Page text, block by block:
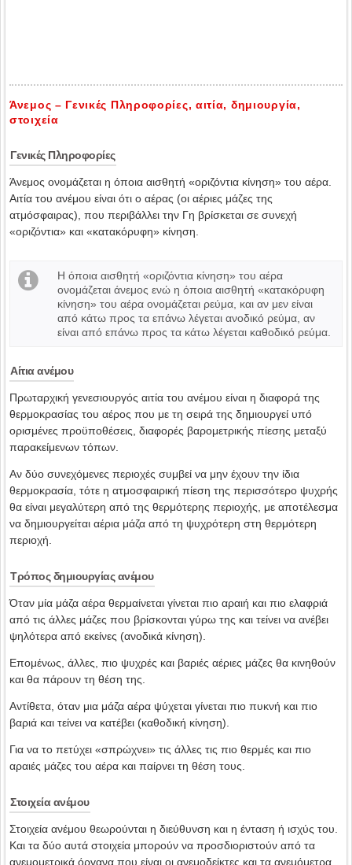
Άνεμος – Γενικές Πληροφορίες, αιτία, δημιουργία,
στοιχεία
Γενικές Πληροφορίες
Άνεμος ονομάζεται η όποια αισθητή «οριζόντια κίνηση» του αέρα.
Αιτία του ανέμου είναι ότι ο αέρας (οι αέριες μάζες της
ατμόσφαιρας), που περιβάλλει την Γη βρίσκεται σε συνεχή
«οριζόντια» και «κατακόρυφη» κίνηση.
Η όποια αισθητή «οριζόντια κίνηση» του αέρα
ονομάζεται άνεμος ενώ η όποια αισθητή «κατακόρυφη
κίνηση» του αέρα ονομάζεται ρεύμα, και αν μεν είναι
από κάτω προς τα επάνω λέγεται ανοδικό ρεύμα, αν
είναι από επάνω προς τα κάτω λέγεται καθοδικό ρεύμα.
Αίτια ανέμου
Πρωταρχική γενεσιουργός αιτία του ανέμου είναι η διαφορά της
θερμοκρασίας του αέρος που με τη σειρά της δημιουργεί υπό
ορισμένες προϋποθέσεις, διαφορές βαρομετρικής πίεσης μεταξύ
παρακείμενων τόπων.
Αν δύο συνεχόμενες περιοχές συμβεί να μην έχουν την ίδια
θερμοκρασία, τότε η ατμοσφαιρική πίεση της περισσότερο ψυχρής
θα είναι μεγαλύτερη από της θερμότερης περιοχής, με αποτέλεσμα
να δημιουργείται αέρια μάζα από τη ψυχρότερη στη θερμότερη
περιοχή.
Τρόπος δημιουργίας ανέμου
Όταν μία μάζα αέρα θερμαίνεται γίνεται πιο αραιή και πιο ελαφριά
από τις άλλες μάζες που βρίσκονται γύρω της και τείνει να ανέβει
ψηλότερα από εκείνες (ανοδικά κίνηση).
Επομένως, άλλες, πιο ψυχρές και βαριές αέριες μάζες θα κινηθούν
και θα πάρουν τη θέση της.
Αντίθετα, όταν μια μάζα αέρα ψύχεται γίνεται πιο πυκνή και πιο
βαριά και τείνει να κατέβει (καθοδική κίνηση).
Για να το πετύχει «σπρώχνει» τις άλλες τις πιο θερμές και πιο
αραιές μάζες του αέρα και παίρνει τη θέση τους.
Στοιχεία ανέμου
Στοιχεία ανέμου θεωρούνται η διεύθυνση και η ένταση ή ισχύς του.
Και τα δύο αυτά στοιχεία μπορούν να προσδιοριστούν από τα
ανεμομετρικά όργανα που είναι οι ανεμοδείκτες και τα ανεμόμετρα.